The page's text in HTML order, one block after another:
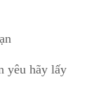
yêu hãy lấy